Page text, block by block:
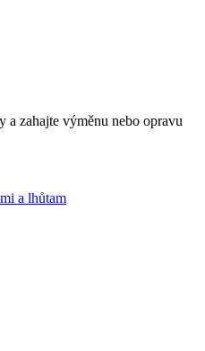
zahajte výměnu nebo opravu
a lhůtam